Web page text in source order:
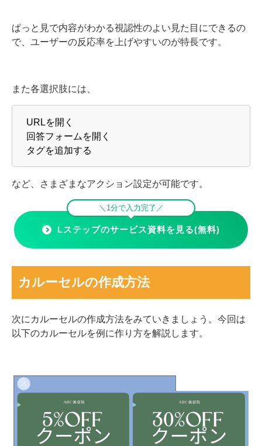
ぱっと見で内容がわかる視認性のよい見た目にできるの
で、ユーザーの反応率を上げやすいのが特長です。
また各選択肢には、
URLを開く
回答フォームを開く
タグを追加する
など、さまざまなアクション設定が可能です。
＼1分で入力完了／
Lステップのサービス資料を見る(無料)
カルーセルの作成方法
次にカルーセルの作成方法をみていきましょう。今回は
以下のカルーセルを例に作り方を解説します。